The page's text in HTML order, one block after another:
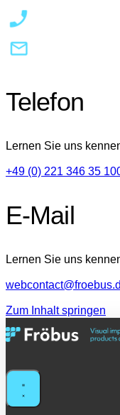
Telefon
Lernen Sie uns
+49 (0) 221 346 35
E-Mail
Lernen Sie uns
Zum Inhalt springen